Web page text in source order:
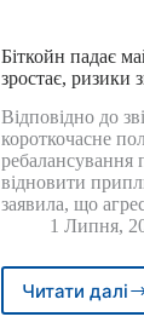
ціна
ETH
під
Біткойн падає
зростає, ризики
Відповідно до
короткочасне
ребалансування
відновити
заявила, що
1 Липня,
Читати далі
Біткойн